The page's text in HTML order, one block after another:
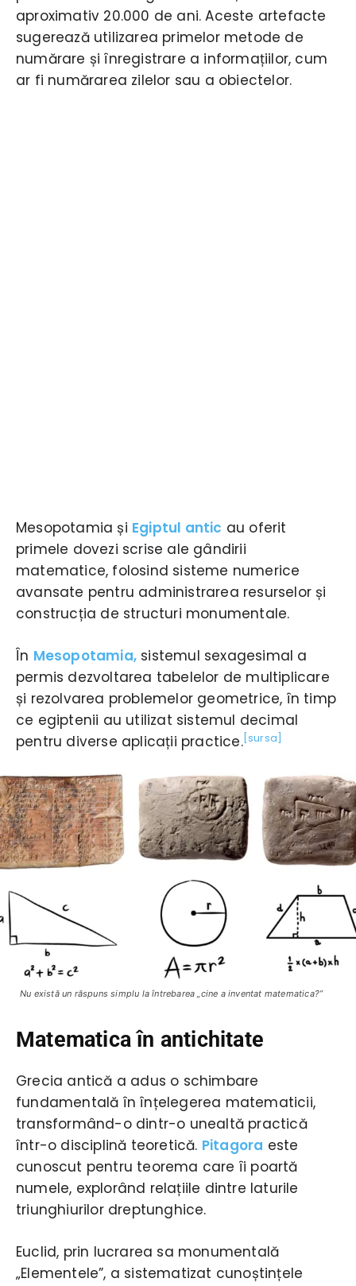
aproximativ 20.000 de ani. Aceste artefacte
sugerează utilizarea primelor metode de
numărare și înregistrare a informațiilor, cum
ar fi numărarea zilelor sau a obiectelor.
Mesopotamia și Egiptul antic au oferit
primele dovezi scrise ale gândirii
matematice, folosind sisteme numerice
avansate pentru administrarea resurselor și
construcția de structuri monumentale.
În Mesopotamia, sistemul sexagesimal a
permis dezvoltarea tabelelor de multiplicare
și rezolvarea problemelor geometrice, în timp
ce egiptenii au utilizat sistemul decimal
pentru diverse aplicații practice. [sursa]
Nu există un răspuns simplu la întrebarea „cine a inventat matematica?”
Matematica în antichitate
Grecia antică a adus o schimbare
fundamentală în înțelegerea matematicii,
transformând-o dintr-o unealtă practică
într-o disciplină teoretică. Pitagora este
cunoscut pentru teorema care îi poartă
numele, explorând relațiile dintre laturile
triunghiurilor dreptunghice.
Euclid, prin lucrarea sa monumentală
„Elementele”, a sistematizat cunoștințele